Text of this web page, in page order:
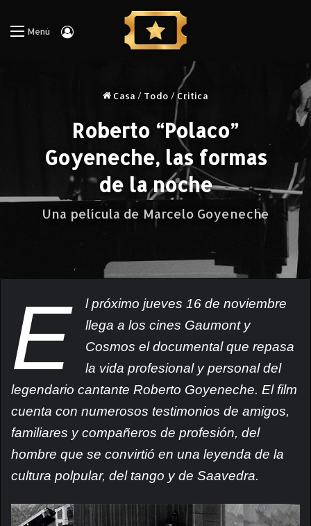
Menú Iniciar Sesión
Casa / Todo /Critica
Roberto “Polaco”
Goyeneche, las formas
de la noche
Una película de Marcelo Goyeneche
E
l próximo jueves 16 de noviembre
llega a los cines Gaumont y
Cosmos el documental que repasa
la vida profesional y personal del
legendario cantante Roberto Goyeneche. El film
cuenta con numerosos testimonios de amigos,
familiares y compañeros de profesión, del
hombre que se convirtió en una leyenda de la
cultura polpular, del tango y de Saavedra.